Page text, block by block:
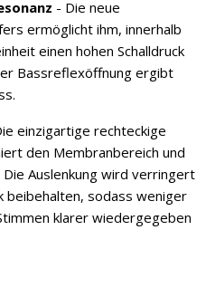
- Die neue
ermöglicht ihm, innerhalb
einen hohen Schalldruck
Bassreflexöffnung ergibt
einzigartige rechteckige
den Membranbereich und
Auslenkung wird verringert
beibehalten, sodass weniger
klarer wiedergegeben